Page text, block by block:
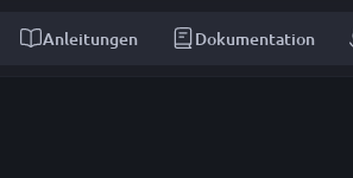
Anleitungen Dokumentation